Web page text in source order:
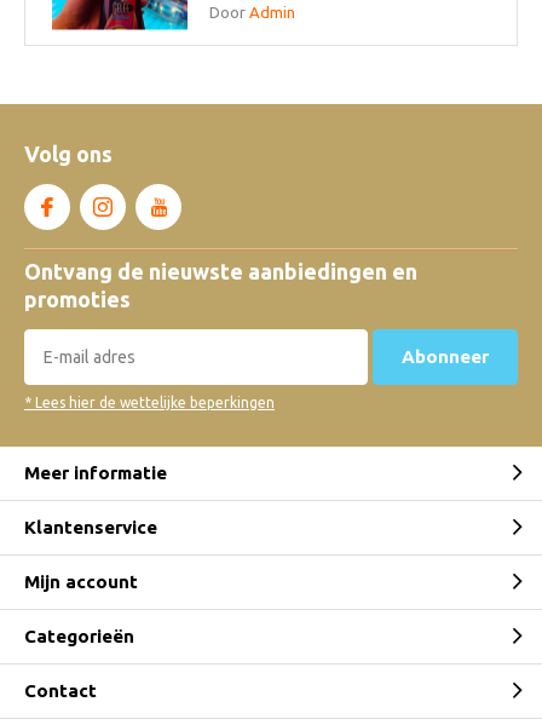
Door Admin
bodywash! Australian Gold Hemp
Chill Spray, Kids Lotion Sensitive
Protection & Face Guard Stick
Australian Gold SPF 30 Spray Gel
met Bronzer & SPF 50 Face met
Self Tanner
AUSTRALIAN GOLD
Volg ons
Ontvang de nieuwste aanbiedingen en
promoties
Abonneer
* Lees hier de wettelijke beperkingen
Meer informatie
Klantenservice
Mijn account
Categorieën
Contact